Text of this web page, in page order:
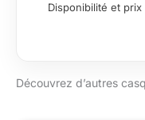
Disponibilité et
Découvrez d’autres